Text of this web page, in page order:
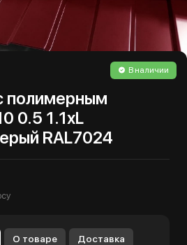
В наличии
полимерным
0.5 1.1хL
RAL7024
О товаре Доставка